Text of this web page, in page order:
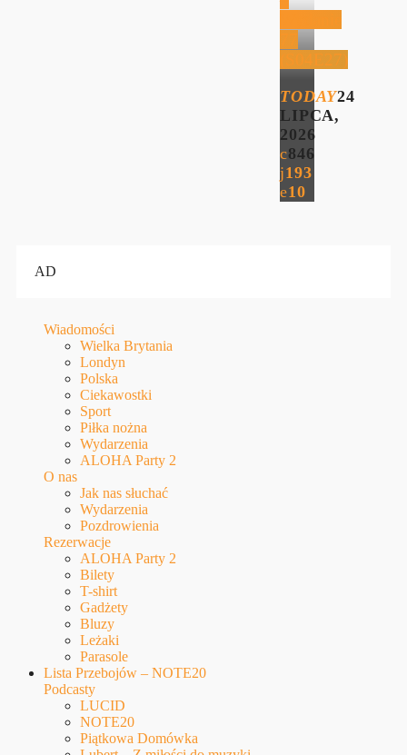
(S04E27)
TODAY24
LIPCA,
2026
846
193
10
AD
Wiadomości
Wielka Brytania
Londyn
Polska
Ciekawostki
Sport
Piłka nożna
Wydarzenia
ALOHA Party 2
O nas
Jak nas słuchać
Wydarzenia
Pozdrowienia
Rezerwacje
ALOHA Party 2
Bilety
T-shirt
Gadżety
Bluzy
Leżaki
Parasole
Lista Przebojów – NOTE20
Podcasty
LUCID
NOTE20
Piątkowa Domówka